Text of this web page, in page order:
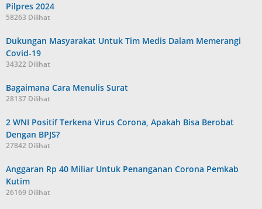
Pilpres 2024
58263 Dilihat
Dukungan Masyarakat Untuk Tim Medis Dalam Memerangi
Covid-19
34322 Dilihat
Bagaimana Cara Menulis Surat
28137 Dilihat
2 WNI Positif Terkena Virus Corona, Apakah Bisa Berobat
Dengan BPJS?
27842 Dilihat
Anggaran Rp 40 Miliar Untuk Penanganan Corona Pemkab
Kutim
26169 Dilihat